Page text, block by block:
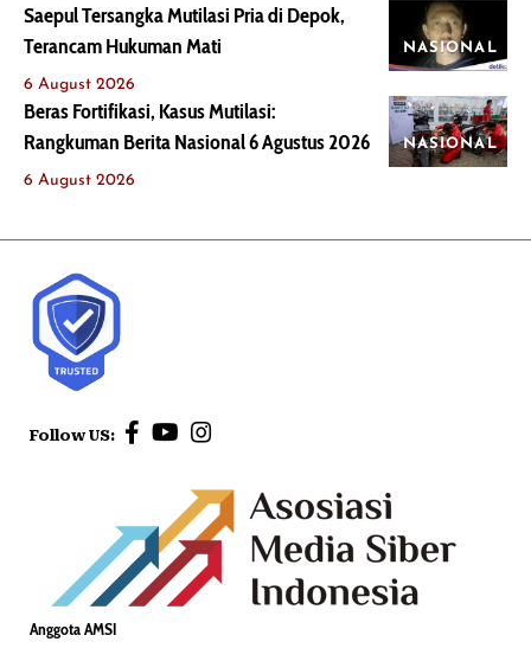
NASIONAL
Saepul Tersangka Mutilasi Pria di Depok,
Terancam Hukuman Mati
6 August 2026
NASIONAL
Beras Fortifikasi, Kasus Mutilasi:
Rangkuman Berita Nasional 6 Agustus 2026
6 August 2026
Follow US:
Anggota AMSI